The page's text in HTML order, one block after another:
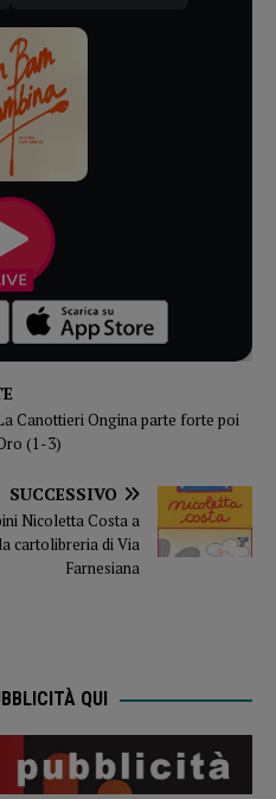
Canottieri Ongina parte forte poi
(1-3)
SUCCESSIVO
Nicoletta Costa a
cartolibreria di Via
Farnesiana
QUI